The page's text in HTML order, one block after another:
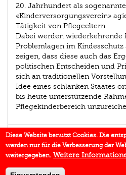
20. Jahrhundert als
«Kinderversorgungsverein»
Tätigkeit von Pflegeeltern.
Dabei werden wiederkehrende
Problemlagen im Kindesschutz
zeigen, dass diese auch das
politischen Entscheiden und
sich an traditionellen
Idee eines schlanken Staates
bis heute unterstützende
Pflegekinderbereich
AUTOR/IN
EINBLICK
DOWNLOADS
Diese Website benutzt Cookies. Die
werden nur für die Verbesserung der
weitergegeben. Weitere